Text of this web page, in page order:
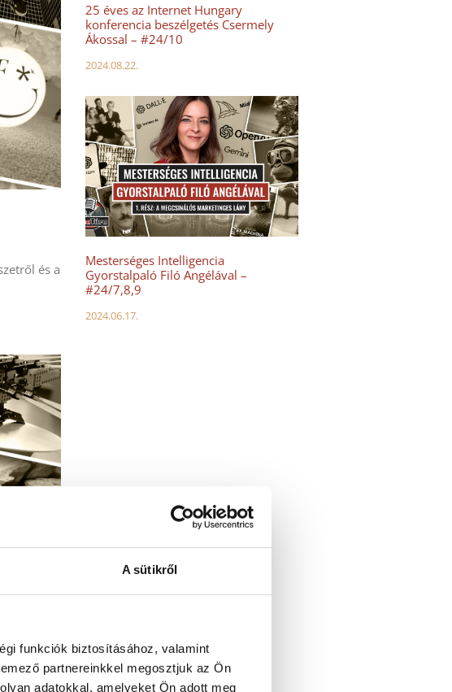
A sütikről
funkciók biztosításához, valamint
partnereinkkel megosztjuk az Ön
adatokkal, amelyeket Ön adott meg
és a
25 éves az Internet Hungary
konferencia beszélgetés Csermely
Ákossal – #24/10
2024.08.22.
Mesterséges Intelligencia
Gyorstalpaló Filó Angélával –
#24/7,8,9
2024.06.17.